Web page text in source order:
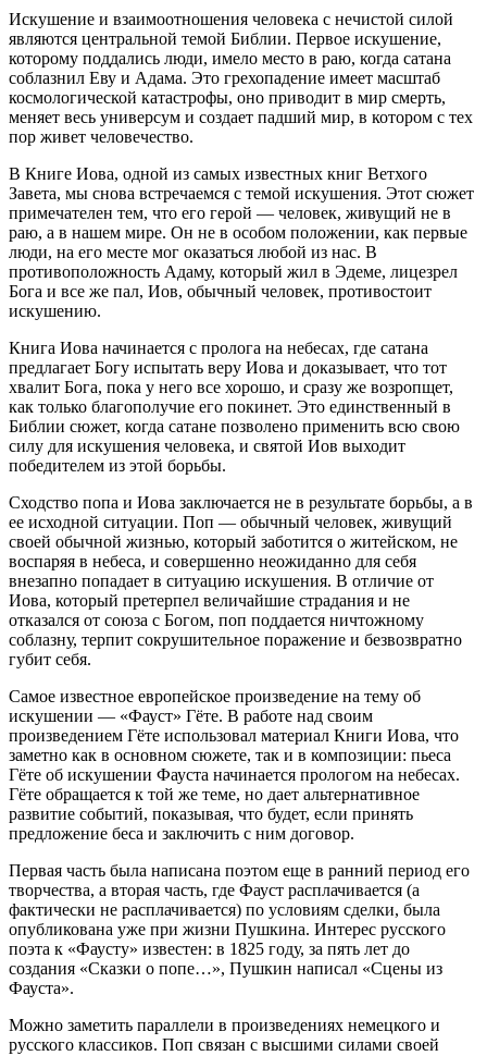
Искушение и взаимоотношения человека с нечистой силой
являются центральной темой Библии. Первое искушение,
которому поддались люди, имело место в раю, когда сатана
соблазнил Еву и Адама. Это грехопадение имеет масштаб
космологической катастрофы, оно приводит в мир смерть,
меняет весь универсум и создает падший мир, в котором с тех
пор живет человечество.
В Книге Иова, одной из самых известных книг Ветхого
Завета, мы снова встречаемся с темой искушения. Этот сюжет
примечателен тем, что его герой — человек, живущий не в
раю, а в нашем мире. Он не в особом положении, как первые
люди, на его месте мог оказаться любой из нас. В
противоположность Адаму, который жил в Эдеме, лицезрел
Бога и все же пал, Иов, обычный человек, противостоит
искушению.
Книга Иова начинается с пролога на небесах, где сатана
предлагает Богу испытать веру Иова и доказывает, что тот
хвалит Бога, пока у него все хорошо, и сразу же возропщет,
как только благополучие его покинет. Это единственный в
Библии сюжет, когда сатане позволено применить всю свою
силу для искушения человека, и святой Иов выходит
победителем из этой борьбы.
Сходство попа и Иова заключается не в результате борьбы, а в
ее исходной ситуации. Поп — обычный человек, живущий
своей обычной жизнью, который заботится о житейском, не
воспаряя в небеса, и совершенно неожиданно для себя
внезапно попадает в ситуацию искушения. В отличие от
Иова, который претерпел величайшие страдания и не
отказался от союза с Богом, поп поддается ничтожному
соблазну, терпит сокрушительное поражение и безвозвратно
губит себя.
Самое известное европейское произведение на тему об
искушении — «Фауст» Гёте. В работе над своим
произведением Гёте использовал материал Книги Иова, что
заметно как в основном сюжете, так и в композиции: пьеса
Гёте об искушении Фауста начинается прологом на небесах.
Гёте обращается к той же теме, но дает альтернативное
развитие событий, показывая, что будет, если принять
предложение беса и заключить с ним договор.
Первая часть была написана поэтом еще в ранний период его
творчества, а вторая часть, где Фауст расплачивается (а
фактически не расплачивается) по условиям сделки, была
опубликована уже при жизни Пушкина. Интерес русского
поэта к «Фаусту» известен: в 1825 году, за пять лет до
создания «Сказки о попе…», Пушкин написал «Сцены из
Фауста».
Можно заметить параллели в произведениях немецкого и
русского классиков. Поп связан с высшими силами своей